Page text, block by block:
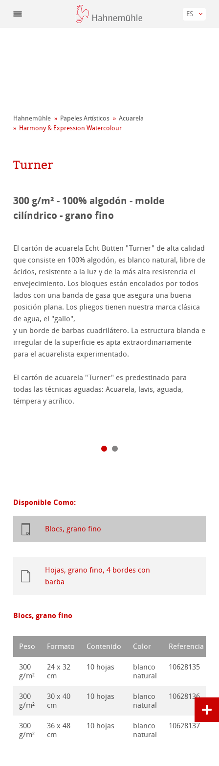
ES
Hahnemühle Papeles Artísticos
Acuarela
Harmony & Expression Watercolour
Turner
300 g/m² - 100% algodón - molde
cilíndrico - grano fino
El cartón de acuarela Echt-Bütten "Turner" de alta calidad
que consiste en 100% algodón, es blanco natural, libre de
ácidos, resistente a la luz y de la más alta resistencia el
envejecimiento. Los bloques están encolados por todos
lados con una banda de gasa que asegura una buena
posición plana. Los pliegos tienen nuestra marca clásica
de agua, el "gallo",
y un borde de barbas cuadrilátero. La estructura blanda e
irregular de la superficie es apta extraordinariamente
para el acuarelista experimentado.
El cartón de acuarela "Turner" es predestinado para
todas las técnicas aguadas: Acuarela, lavis, aguada,
témpera y acrílico.
Disponible Como:
Blocs, grano fino
Hojas, grano fino, 4 bordes con
barba
Blocs, grano fino
Peso Formato Contenido Color Referencia
300
g/m²
24 x 32
cm
10 hojas
blanco
natural
10628135
300
g/m²
30 x 40
cm
10 hojas
blanco
natural
10628136
300
g/m²
36 x 48
cm
10 hojas
blanco
natural
10628137